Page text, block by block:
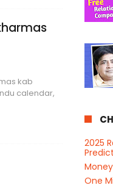
kab
calendar,
2025
One